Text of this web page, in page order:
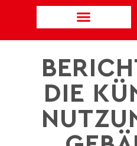
DIE